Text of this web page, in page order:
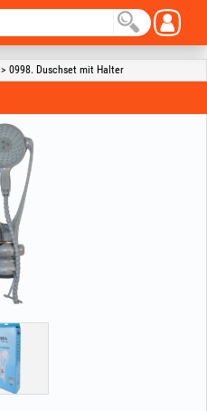
> 0998. Duschset mit Halter